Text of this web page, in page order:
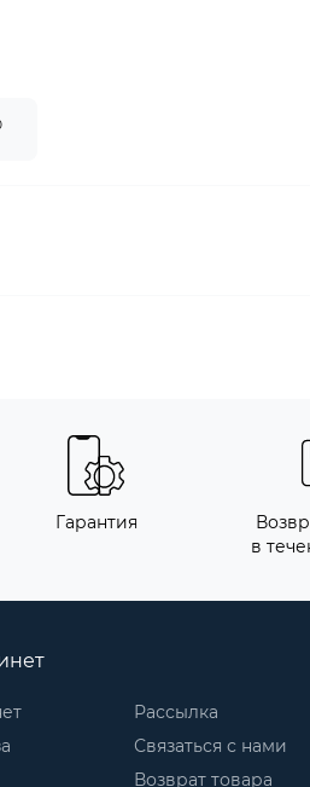
Гарантия
в
Рассылка
Связаться с нами
Возврат товара